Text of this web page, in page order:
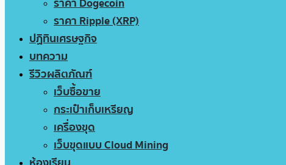
ราคา Ripple (XRP)
ปฏิทินเศรษฐกิจ
บทความ
รีวิวผลิตภัณฑ์
เว็บซื้อขาย
กระเป๋าเก็บเหรียญ
เครื่องขุด
เว็บขุดแบบ Cloud Mining